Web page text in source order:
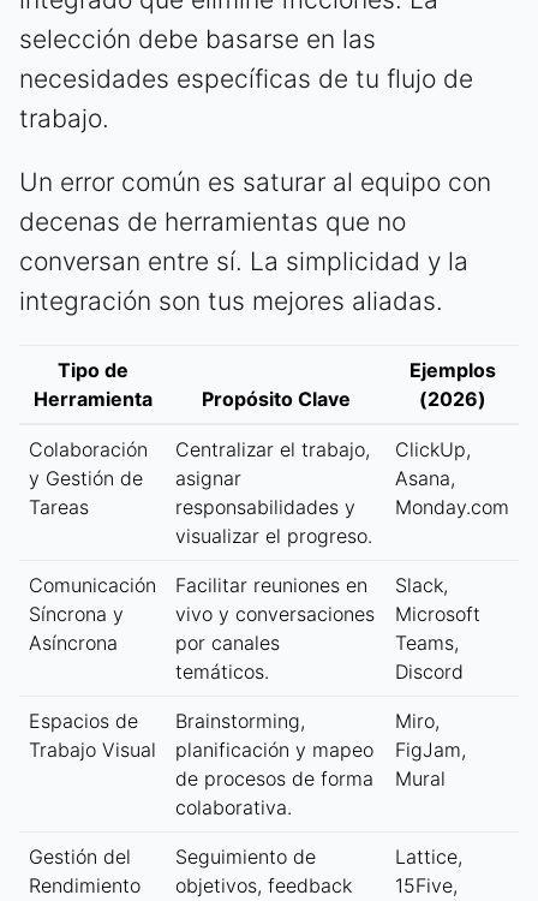
selección debe basarse en las
necesidades específicas de tu flujo de
trabajo.
Un error común es saturar al equipo con
decenas de herramientas que no
conversan entre sí. La simplicidad y la
integración son tus mejores aliadas.
Tipo de
Herramienta
Propósito Clave
Ejemplos
(2026)
Colaboración
y Gestión de
Tareas
Centralizar el trabajo,
asignar
responsabilidades y
visualizar el progreso.
ClickUp,
Asana,
Monday.com
Comunicación
Síncrona y
Asíncrona
Facilitar reuniones en
vivo y conversaciones
por canales
temáticos.
Slack,
Microsoft
Teams,
Discord
Espacios de
Trabajo Visual
Brainstorming,
planificación y mapeo
de procesos de forma
colaborativa.
Miro,
FigJam,
Mural
Gestión del
Rendimiento
Seguimiento de
objetivos, feedback
Lattice,
15Five,